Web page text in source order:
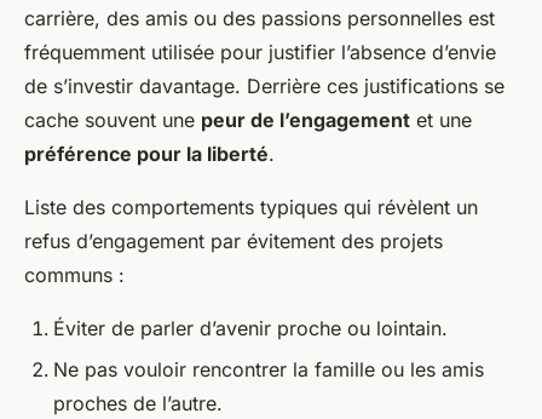
carrière, des amis ou des passions personnelles est
fréquemment utilisée pour justifier l’absence d’envie
de s’investir davantage. Derrière ces justifications se
cache souvent une peur de l’engagement et une
préférence pour la liberté.
Liste des comportements typiques qui révèlent un
refus d’engagement par évitement des projets
communs :
Éviter de parler d’avenir proche ou lointain.
Ne pas vouloir rencontrer la famille ou les amis
proches de l’autre.